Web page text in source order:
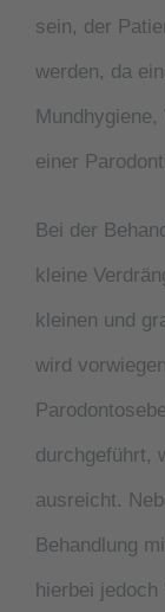
sein, der
werden, da
einer
Bei der
kleine
kleinen und
wird
durchgeführt,
ausreicht.
Behandlung
hierbei